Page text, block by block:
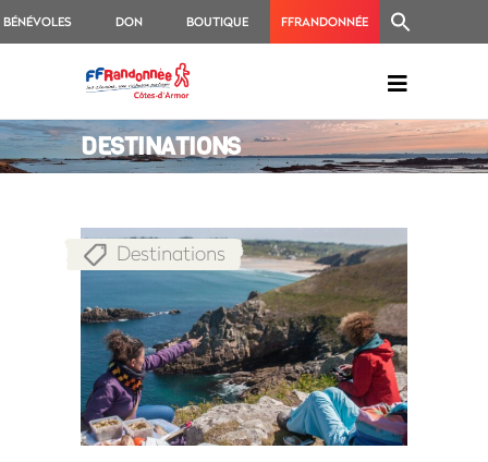
BÉNÉVOLES DON BOUTIQUE FFRANDONNÉE
DESTINATIONS
Destinations